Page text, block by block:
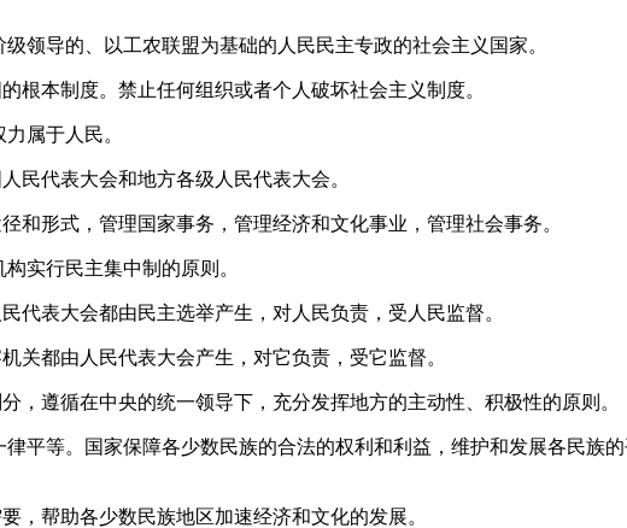
导的、以工农联盟为基础的人民民主专政的社会主义国家。
本制度。禁止任何组织或者个人破坏社会主义制度。
属于人民。
代表大会和地方各级人民代表大会。
形式，管理国家事务，管理经济和文化事业，管理社会事务。
实行民主集中制的原则。
表大会都由民主选举产生，对人民负责，受人民监督。
都由人民代表大会产生，对它负责，受它监督。
遵循在中央的统一领导下，充分发挥地方的主动性、积极性的原则。
等。国家保障各少数民族的合法的权利和利益，维护和发展各民族
帮助各少数民族地区加速经济和文化的发展。